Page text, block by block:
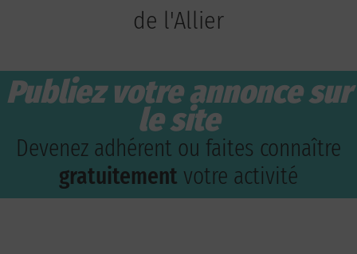
de l'Allier
Publiez votre annonce sur
le site
Devenez adhérent ou faites connaître
gratuitement votre activité